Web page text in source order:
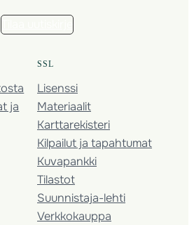
ja
SSL
Lisenssi
Materiaalit
Karttarekisteri
Kilpailut ja tapahtumat
Kuvapankki
Tilastot
Suunnistaja-lehti
Verkkokauppa